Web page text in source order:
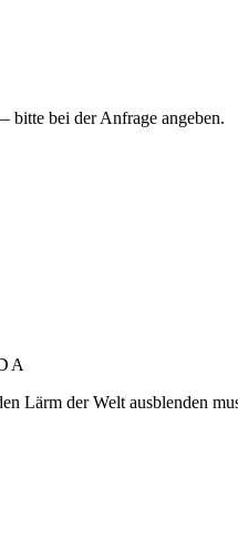
bitte bei der Anfrage angeben.
Lärm der Welt ausblenden